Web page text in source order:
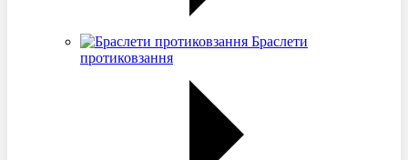
Браслети
протиковзання